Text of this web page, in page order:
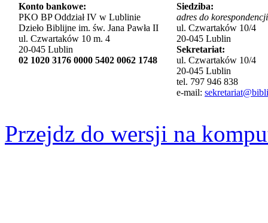
Konto bankowe:
PKO BP Oddział IV w Lublinie
Dzieło Biblijne im. św. Jana Pawła II
ul. Czwartaków 10 m. 4
20-045 Lublin
02 1020 3176 0000 5402 0062 1748
Siedziba:
adres do
ul. Czwartaków 10/4
20-045 Lublin
Sekretariat:
ul. Czwartaków 10/4
20-045 Lublin
tel. 797 946 838
e-mail:
Przejdz do wersji na